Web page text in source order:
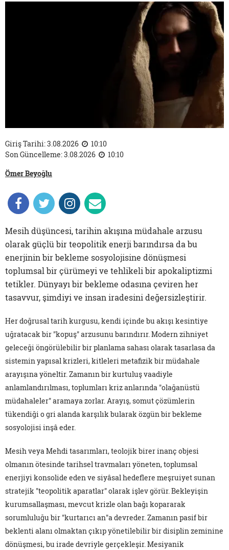
Giriş Tarihi: 3.08.2026
10:10
Son Güncelleme: 3.08.2026
10:10
Ömer Beyoğlu
Mesih düşüncesi, tarihin akışına müdahale arzusu
olarak güçlü bir teopolitik enerji barındırsa da bu
enerjinin bir bekleme sosyolojisine dönüşmesi
toplumsal bir çürümeyi ve tehlikeli bir apokaliptizmi
tetikler. Dünyayı bir bekleme odasına çeviren her
tasavvur, şimdiyi ve insan iradesini değersizleştirir.
Her doğrusal tarih kurgusu, kendi içinde bu akışı kesintiye
uğratacak bir "kopuş" arzusunu barındırır. Modern zihniyet
geleceği öngörülebilir bir planlama sahası olarak tasarlasa da
sistemin yapısal krizleri, kitleleri metafizik bir müdahale
arayışına yöneltir. Zamanın bir kurtuluş vaadiyle
anlamlandırılması, toplumları kriz anlarında "olağanüstü
müdahaleler" aramaya zorlar. Arayış, somut çözümlerin
tükendiği o gri alanda karşılık bularak özgün bir bekleme
sosyolojisi inşâ eder.
Mesih veya Mehdi tasarımları, teolojik birer inanç objesi
olmanın ötesinde tarihsel travmaları yöneten, toplumsal
enerjiyi konsolide eden ve siyâsal hedeflere meşruiyet sunan
stratejik "teopolitik aparatlar" olarak işlev görür. Bekleyişin
kurumsallaşması, mevcut krizle olan bağı kopararak
sorumluluğu bir "kurtarıcı an"a devreder. Zamanın pasif bir
beklenti alanı olmaktan çıkıp yönetilebilir bir disiplin zeminine
dönüşmesi, bu irade devriyle gerçekleşir. Mesiyanik